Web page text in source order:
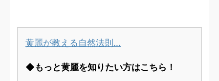
黄麗が教える自然法則…
◆もっと黄麗を知りたい方はこちら！